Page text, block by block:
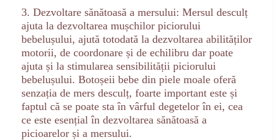
3. Dezvoltare sănătoasă a mersului: Mersul desculț
ajuta la dezvoltarea mușchilor piciorului
bebelușului, ajută totodată la dezvoltarea abilităților
motorii, de coordonare și de echilibru dar poate
ajuta și la stimularea sensibilității piciorului
bebelușului. Botoșeii bebe din piele moale oferă
senzația de mers desculț, foarte important este și
faptul că se poate sta în vârful degetelor în ei, cea
ce este esențial în dezvoltarea sănătoasă a
picioarelor și a mersului.